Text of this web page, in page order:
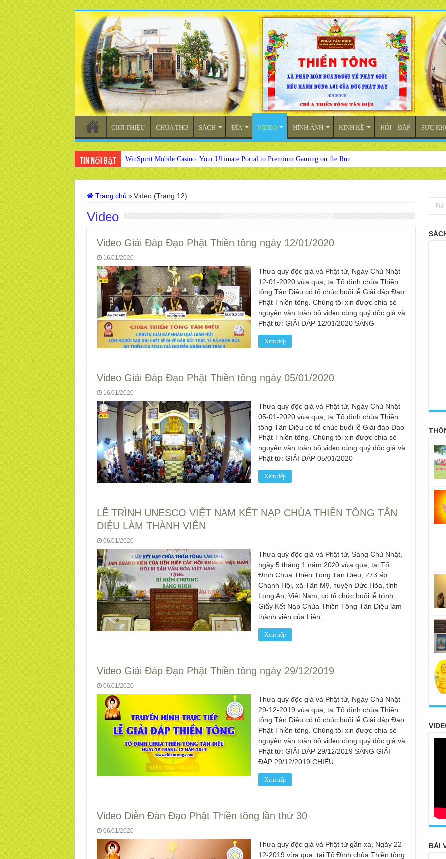
GIỚI THIỆU CHÙA THƠ SÁCH ĐĨA VIDEO HÌNH ẢNH KINH KỆ HỎI – ĐÁP SỨC
Tin nổi bật WinSpirit Mobile Casino: Your Ultimate Portal to Premium Gaming on the Run
Trang chủ » Video (Trang 12)
Video
Video Giải Đáp Đạo Phật Thiền tông ngày 12/01/2020
16/01/2020
Thưa quý độc giả và Phật tử, Ngày Chủ Nhật
12-01-2020 vừa qua, tại Tổ đình chùa Thiền
tông Tân Diệu có tổ chức buổi lễ Giải đáp Đạo
Phật Thiền tông. Chúng tôi xin được chia sẻ
nguyên văn toàn bộ video cùng quý độc giả và
Phật tử: GIẢI ĐÁP 12/01/2020 SÁNG
Xem tiếp
Video Giải Đáp Đạo Phật Thiền tông ngày 05/01/2020
16/01/2020
Thưa quý độc giả và Phật tử, Ngày Chủ Nhật
05-01-2020 vừa qua, tại Tổ đình chùa Thiền
tông Tân Diệu có tổ chức buổi lễ Giải đáp Đạo
Phật Thiền tông. Chúng tôi xin được chia sẻ
nguyên văn toàn bộ video cùng quý độc giả và
Phật tử: GIẢI ĐÁP 05/01/2020
Xem tiếp
LỄ TRÌNH UNESCO VIỆT NAM KẾT NẠP CHÙA THIỀN TÔNG TÂN
DIỆU LÀM THÀNH VIÊN
06/01/2020
Thưa quý độc giả và Phật tử, Sáng Chủ Nhật,
ngày 5 tháng 1 năm 2020 vừa qua, tại Tổ
Đình Chùa Thiền Tông Tân Diệu, 273 ấp
Chánh Hội, xã Tân Mỹ, huyện Đức Hòa, tỉnh
Long An, Việt Nam, có tổ chức buổi lễ trình:
Giấy Kết Nạp Chùa Thiền Tông Tân Diệu làm
thành viên của Liên …
Xem tiếp
Video Giải Đáp Đạo Phật Thiền tông ngày 29/12/2019
06/01/2020
Thưa quý độc giả và Phật tử, Ngày Chủ Nhật
29-12-2019 vừa qua, tại Tổ đình chùa Thiền
tông Tân Diệu có tổ chức buổi lễ Giải đáp Đạo
Phật Thiền tông. Chúng tôi xin được chia sẻ
nguyên văn toàn bộ video cùng quý độc giả và
Phật tử: GIẢI ĐÁP 29/12/2019 SÁNG GIẢI
ĐÁP 29/12/2019 CHIỀU
Xem tiếp
Video Diễn Đàn Đạo Phật Thiền tông lần thứ 30
06/01/2020
Thưa quý độc giả và Phật tử gần xa, Ngày 22-
12-2019 vừa qua, tại Tổ Đình chùa Thiền tông
BÀI
20